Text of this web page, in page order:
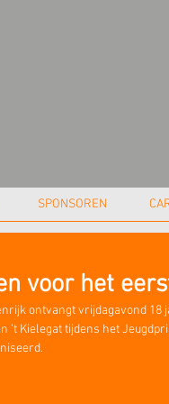
SPONSOREN
voor het
ontvangt vrijdagavond
’t Kielegat tijdens het